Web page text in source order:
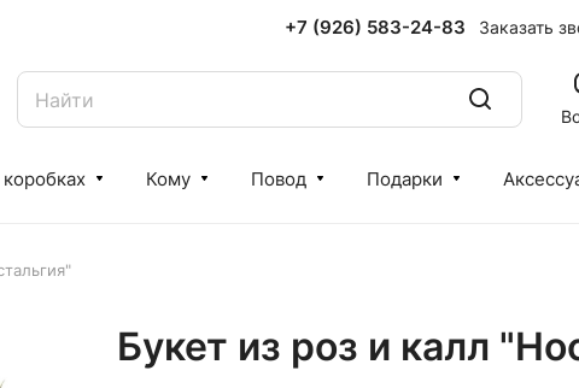
+7 (926) 583-24-83 Заказать
Кому Повод Подарки
Букет из роз и калл